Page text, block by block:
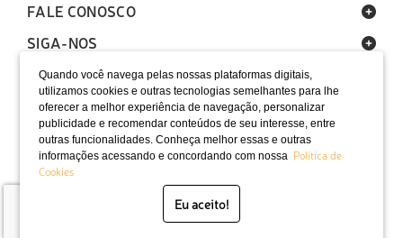
Quando você navega pelas nossas plataformas digitais,
utilizamos cookies e outras tecnologias semelhantes para lhe
oferecer a melhor experiência de navegação, personalizar
publicidade e recomendar conteúdos de seu interesse, entre
outras funcionalidades. Conheça melhor essas e outras
informações acessando e concordando com nossa Política de
Cookies
Eu aceito!
FALE CONOSCO
SIGA-NOS
LOCALIZAÇÃO